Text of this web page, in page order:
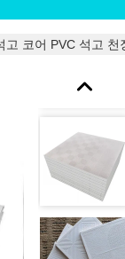
코어 PVC 석고